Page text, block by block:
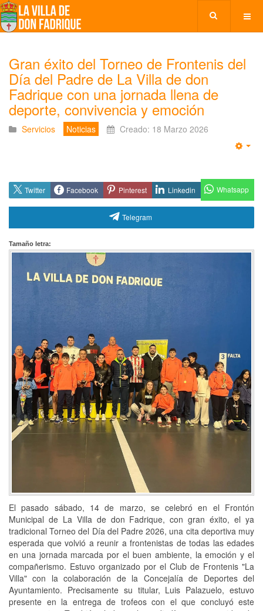
Gran éxito del Torneo de Frontenis del
Día del Padre de La Villa de don
Fadrique con una jornada llena de
deporte, convivencia y emoción
Servicios Noticias Creado: 18 Marzo 2026
Twitter Facebook Pinterest Linkedin Whatsapp
Telegram
Tamaño letra:
El pasado sábado, 14 de marzo, se celebró en el Frontón
Municipal de La Villa de don Fadrique, con gran éxito, el ya
tradicional Torneo del Día del Padre 2026, una cita deportiva muy
esperada que volvió a reunir a frontenistas de todas las edades
en una jornada marcada por el buen ambiente, la emoción y el
compañerismo. Estuvo organizado por el Club de Frontenis "La
Villa" con la colaboración de la Concejalía de Deportes del
Ayuntamiento. Precisamente su titular, Luis Palazuelo, estuvo
presente en la entrega de trofeos con el que concluyó este